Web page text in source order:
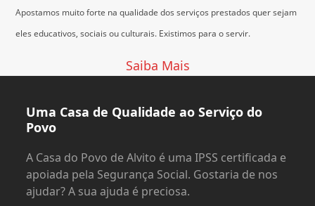
Apostamos muito forte na qualidade dos serviços prestados quer sejam
eles educativos, sociais ou culturais. Existimos para o servir.
Saiba Mais
Uma Casa de Qualidade ao Serviço do
Povo
A Casa do Povo de Alvito é uma IPSS certificada e
apoiada pela Segurança Social. Gostaria de nos
ajudar? A sua ajuda é preciosa.